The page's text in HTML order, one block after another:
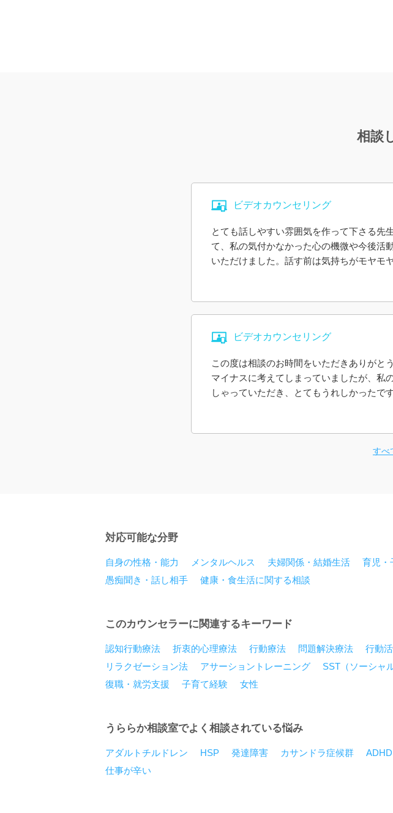
相談
ビデオカウンセリング
とても話しやすい雰囲気を作って下さる先
て、私の気付かなかった心の機微や今後活
いただけました。話す前は気持ちがモヤモ
伝いしてもらえた感覚になれました。こ
ビデオカウンセリング
この度は相談のお時間をいただきありがと
マイナスに考えてしまっていましたが、私
しゃっていただき、とてもうれしかったで
たこともとても自信になりました。私は
に肯定的に私を認めてくださったことが本
初めてでしたが、今回甲斐さんに聞いてい
すべ
対応可能な分野
自身の性格・能力 メンタルヘルス 夫婦関係・結婚生活 育児・
愚痴聞き・話し相手
健康・食生活に関する相談
このカウンセラーに関連するキーワード
認知行動療法 折衷的心理療法 行動療法 問題解決療法 行動
リラクゼーション法
アサーショントレーニング SST（ソーシャ
復職・就労支援
子育て経験 女性
うららか相談室でよく相談されている悩み
アダルトチルドレン HSP 発達障害 カサンドラ症候群 ADHD
仕事が辛い